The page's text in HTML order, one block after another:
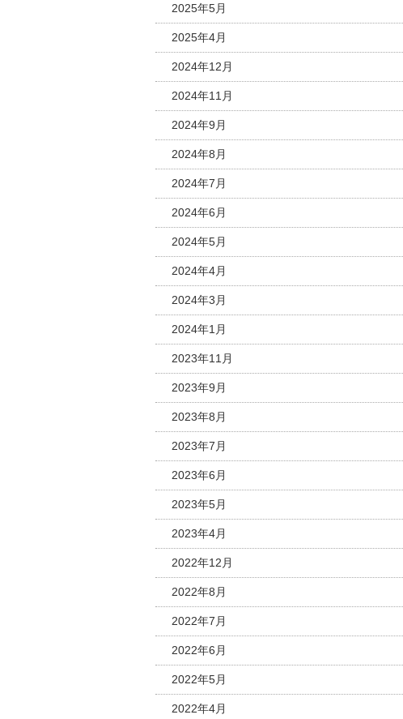
2025年5月
2025年4月
2024年12月
2024年11月
2024年9月
2024年8月
2024年7月
2024年6月
2024年5月
2024年4月
2024年3月
2024年1月
2023年11月
2023年9月
2023年8月
2023年7月
2023年6月
2023年5月
2023年4月
2022年12月
2022年8月
2022年7月
2022年6月
2022年5月
2022年4月